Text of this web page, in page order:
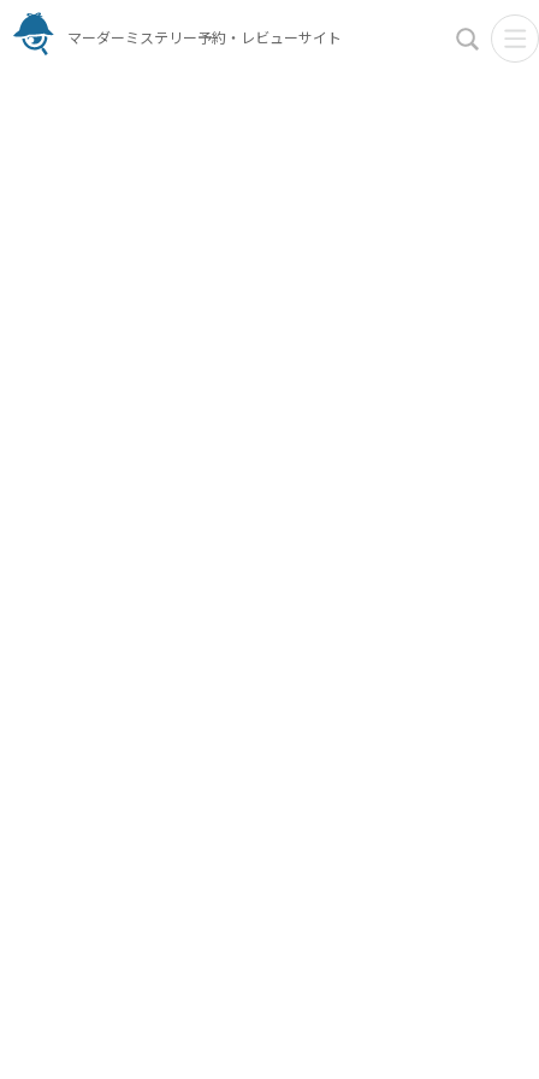
マーダーミステリー予約・レビューサイト